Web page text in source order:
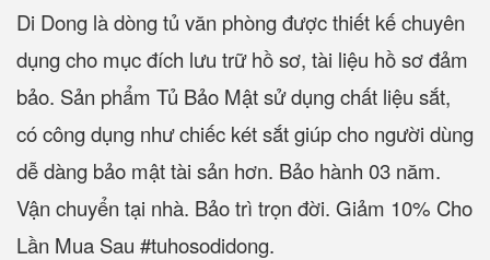
Di Dong là dòng tủ văn phòng được thiết kế chuyên
dụng cho mục đích lưu trữ hồ sơ, tài liệu hồ sơ đảm
bảo. Sản phẩm Tủ Bảo Mật sử dụng chất liệu sắt,
có công dụng như chiếc két sắt giúp cho người dùng
dễ dàng bảo mật tài sản hơn. Bảo hành 03 năm.
Vận chuyển tại nhà. Bảo trì trọn đời. Giảm 10% Cho
Lần Mua Sau #tuhosodidong.